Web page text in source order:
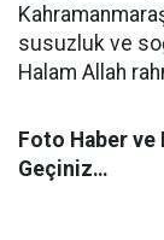
susuzluk ve
Halam Allah
Foto Haber ve
Geçiniz…